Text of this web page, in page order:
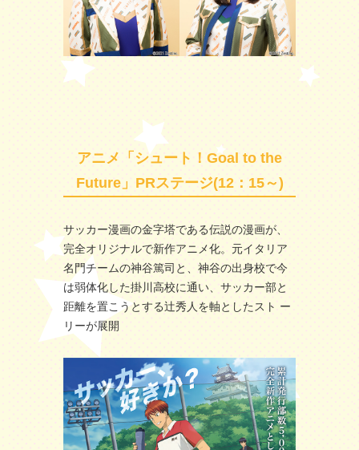
アニメ「シュート！Goal to the
Future」PRステージ(12：15～)
サッカー漫画の金字塔である伝説の漫画が、
完全オリジナルで新作アニメ化。元イタリア
名門チームの神谷篤司と、神谷の出身校で今
は弱体化した掛川高校に通い、サッカー部と
距離を置こうとする辻秀人を軸としたスト ー
リーが展開